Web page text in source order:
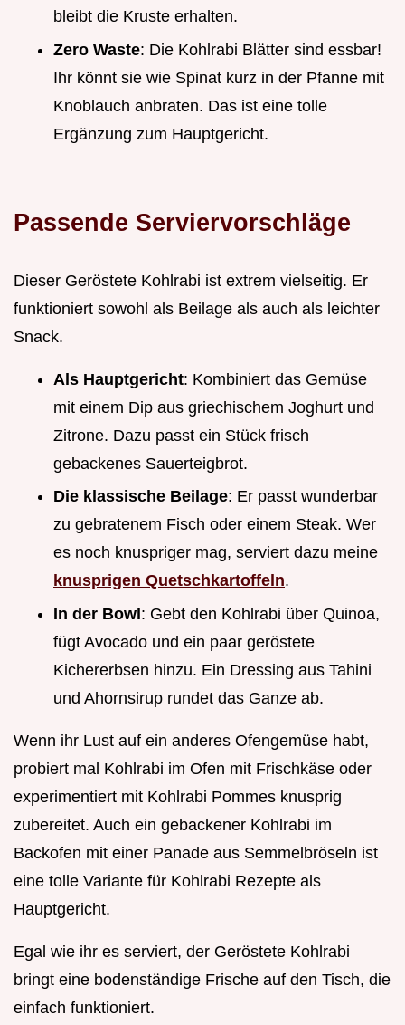
bleibt die Kruste erhalten.
Zero Waste: Die Kohlrabi Blätter sind essbar!
Ihr könnt sie wie Spinat kurz in der Pfanne mit
Knoblauch anbraten. Das ist eine tolle
Ergänzung zum Hauptgericht.
Passende Serviervorschläge
Dieser Geröstete Kohlrabi ist extrem vielseitig. Er
funktioniert sowohl als Beilage als auch als leichter
Snack.
Als Hauptgericht: Kombiniert das Gemüse
mit einem Dip aus griechischem Joghurt und
Zitrone. Dazu passt ein Stück frisch
gebackenes Sauerteigbrot.
Die klassische Beilage: Er passt wunderbar
zu gebratenem Fisch oder einem Steak. Wer
es noch knuspriger mag, serviert dazu meine
knusprigen Quetschkartoffeln.
In der Bowl: Gebt den Kohlrabi über Quinoa,
fügt Avocado und ein paar geröstete
Kichererbsen hinzu. Ein Dressing aus Tahini
und Ahornsirup rundet das Ganze ab.
Wenn ihr Lust auf ein anderes Ofengemüse habt,
probiert mal Kohlrabi im Ofen mit Frischkäse oder
experimentiert mit Kohlrabi Pommes knusprig
zubereitet. Auch ein gebackener Kohlrabi im
Backofen mit einer Panade aus Semmelbröseln ist
eine tolle Variante für Kohlrabi Rezepte als
Hauptgericht.
Egal wie ihr es serviert, der Geröstete Kohlrabi
bringt eine bodenständige Frische auf den Tisch, die
einfach funktioniert.